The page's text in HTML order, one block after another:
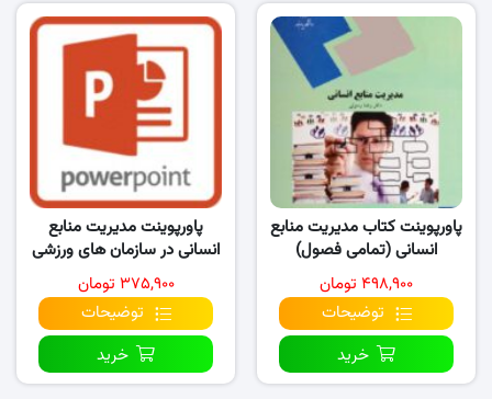
پاورپوینت کتاب مدیریت منابع
انسانی (تمامی فصول)
۴۹۸,۹۰۰ تومان
توضیحات
خرید
پاورپوینت مدیریت منابع
انسانی در سازمان های ورزشی
۳۷۵,۹۰۰ تومان
توضیحات
خرید